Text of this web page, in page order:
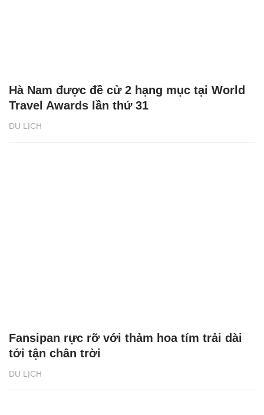
DU LỊCH
Hà Nam được đề cử 2 hạng mục tại World
Travel Awards lần thứ 31
DU LỊCH
Fansipan rực rỡ với thảm hoa tím trải dài
tới tận chân trời